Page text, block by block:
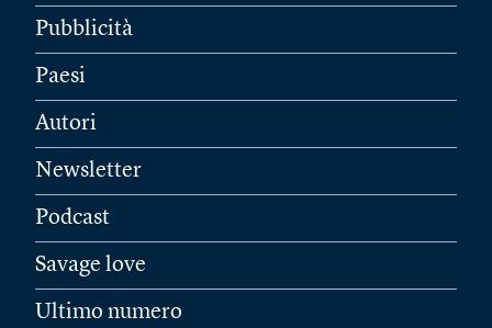
Pubblicità
Paesi
Autori
Newsletter
Podcast
Savage love
Ultimo numero